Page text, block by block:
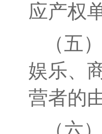
应产权
（五
娱乐、
营者的